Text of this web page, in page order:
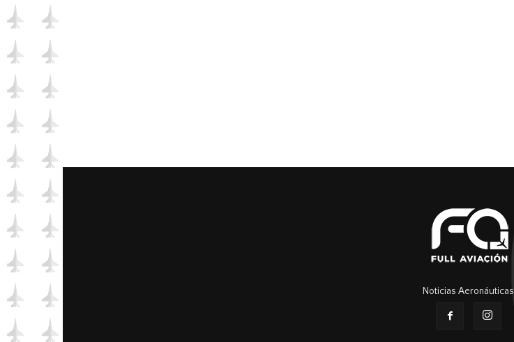
Noticias Aeronáuticas